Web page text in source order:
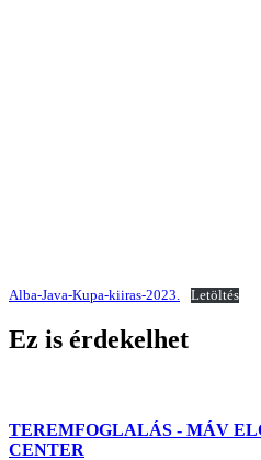
Alba-Java-Kupa-kiiras-2023. Letöltés
Ez is érdekelhet
TEREMFOGLALÁS - MÁV
CENTER